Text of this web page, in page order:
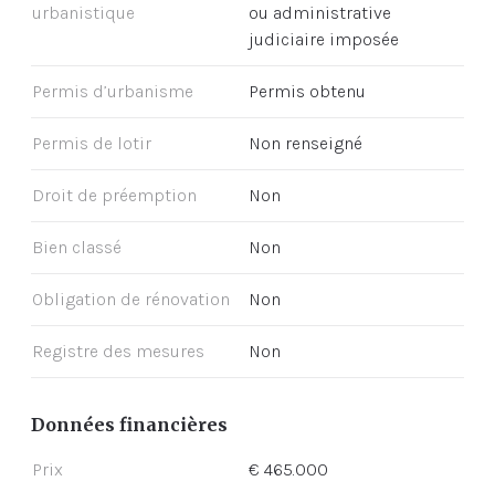
urbanistique
ou administrative
judiciaire imposée
Permis d’urbanisme Permis obtenu
Permis de lotir Non renseigné
Droit de préemption Non
Bien classé Non
Obligation de rénovation Non
Registre des mesures Non
Données financières
Prix € 465.000